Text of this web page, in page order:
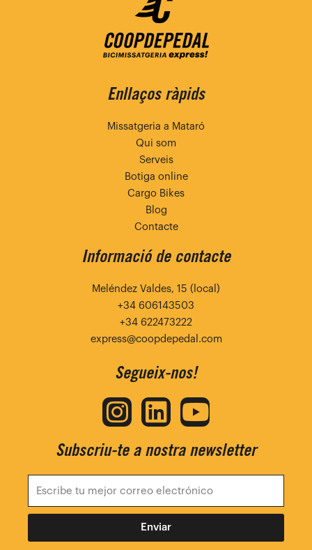
Enllaços ràpids
Missatgeria a Mataró
Qui som
Serveis
Botiga online
Cargo Bikes
Blog
Contacte
Informació de contacte
Meléndez Valdes, 15 (local)
+34 606143503
+34 622473222
express@coopdepedal.com
Segueix-nos!
I
n
s
t
a
L
i
n
k
e
d
Y
o
u
t
u
Subscriu-te a nostra newsletter
Enviar